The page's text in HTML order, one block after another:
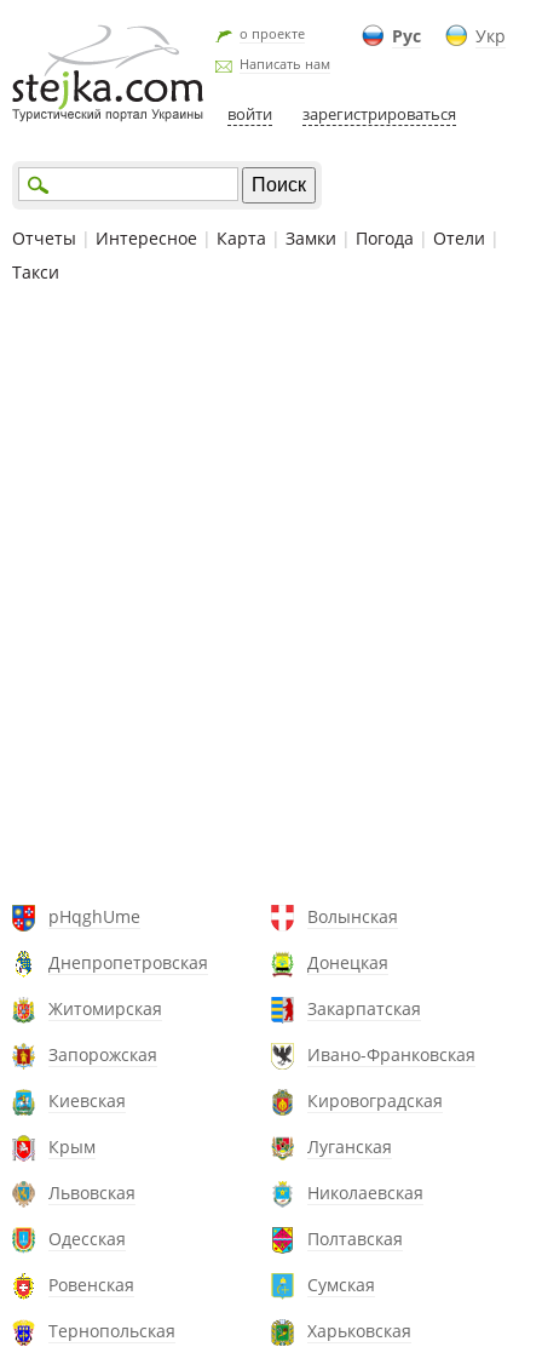
Рус Укр
о проекте
Написать нам
войти зарегистрироваться
Отчеты | Интересное | Карта | Замки | Погода | Отели |
Такси
pHqghUme
Волынская
Днепропетровская
Донецкая
Житомирская
Закарпатская
Запорожская
Ивано-Франковская
Киевская
Кировоградская
Крым
Луганская
Львовская
Николаевская
Одесская
Полтавская
Ровенская
Сумская
Тернопольская
Харьковская